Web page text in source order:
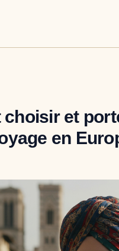
choisir et
en